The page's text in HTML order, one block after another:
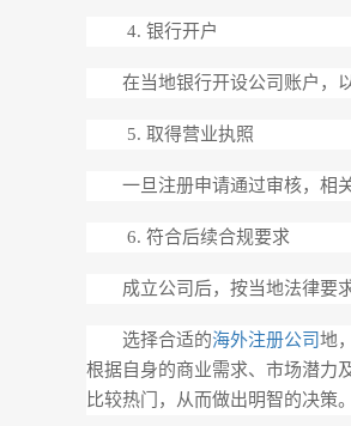
4. 银行开户
在当地银行开设公司账户，
5. 取得营业执照
一旦注册申请通过审核，相
6. 符合后续合规要求
成立公司后，按当地法律要
选择合适的海外注册公司 地
根据自身的商业需求、市场潜力
比较热门，从而做出明智的决策。